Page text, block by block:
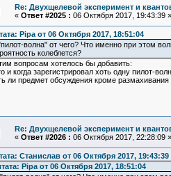
Re: Двухщелевой эксперимент и
« Ответ #2025 : 06 Октября 2017, 19:43:39 »
Pipa от 06 Октября 2017, 18:51:04
волна" от чего? Что именно при этом
колеблется?
вопросам хотелось бы добавить:
и когда зарегистрировал хоть одну пилот-
ли предмет обсуждения кроме
Re: Двухщелевой эксперимент и
« Ответ #2026 : 06 Октября 2017, 22:28:09 »
Станислав от 06 Октября 2017, 19:43:39
Pipa от 06 Октября 2017, 18:51:04